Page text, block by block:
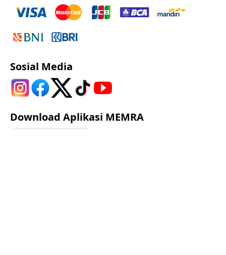
Sosial Media
Download Aplikasi MEMRA